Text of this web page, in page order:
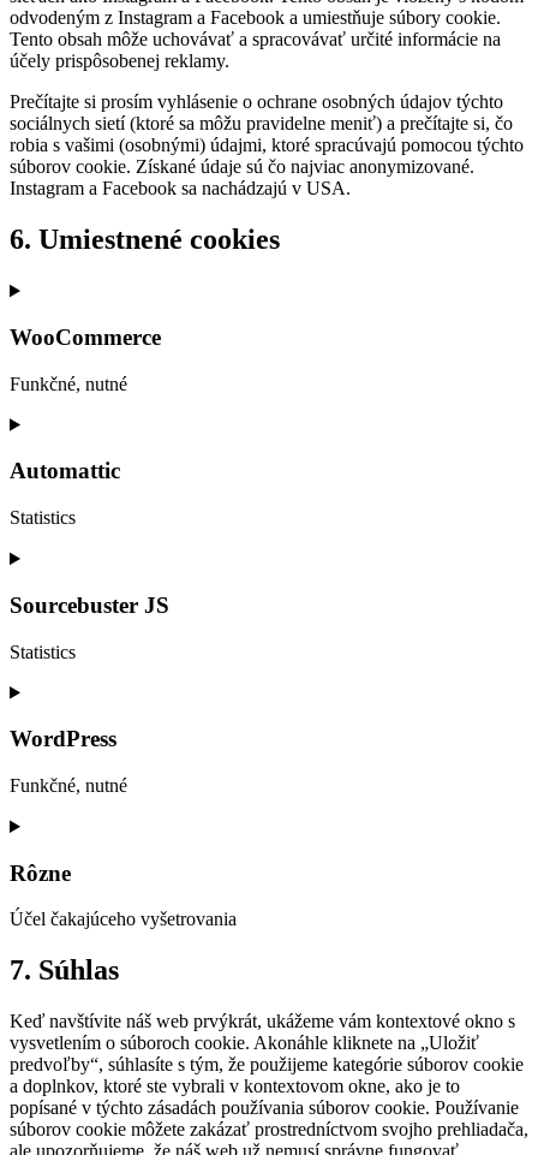
odvodeným z Instagram a Facebook a umiestňuje súbory cookie.
Tento obsah môže uchovávať a spracovávať určité informácie na
účely prispôsobenej reklamy.
Prečítajte si prosím vyhlásenie o ochrane osobných údajov týchto
sociálnych sietí (ktoré sa môžu pravidelne meniť) a prečítajte si, čo
robia s vašimi (osobnými) údajmi, ktoré spracúvajú pomocou týchto
súborov cookie. Získané údaje sú čo najviac anonymizované.
Instagram a Facebook sa nachádzajú v USA.
6. Umiestnené cookies
WooCommerce
Funkčné, nutné
Consent
service
Automattic
Statistics
Consent
service
Sourcebuster JS
Statistics
Consent
service
js
WordPress
Funkčné, nutné
Consent
service
Rôzne
Účel čakajúceho vyšetrovania
Consent
to
rôzne
7. Súhlas
Keď navštívite náš web prvýkrát, ukážeme vám kontextové okno s
vysvetlením o súboroch cookie. Akonáhle kliknete na „Uložiť
predvoľby“, súhlasíte s tým, že použijeme kategórie súborov cookie
a doplnkov, ktoré ste vybrali v kontextovom okne, ako je to
popísané v týchto zásadách používania súborov cookie. Používanie
súborov cookie môžete zakázať prostredníctvom svojho prehliadača,